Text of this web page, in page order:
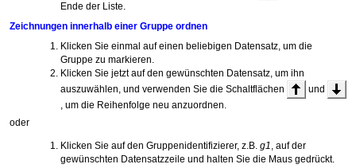
Ende der Liste.
Zeichnungen innerhalb einer Gruppe ordnen
Klicken Sie einmal auf einen beliebigen Datensatz, um die
Gruppe zu markieren.
Klicken Sie jetzt auf den gewünschten Datensatz, um ihn
auszuwählen, und verwenden Sie die Schaltflächen
und
, um die Reihenfolge neu anzuordnen.
oder
Klicken Sie auf den Gruppenidentifizierer, z.B. g1, auf der
gewünschten Datensatzzeile und halten Sie die Maus gedrückt.